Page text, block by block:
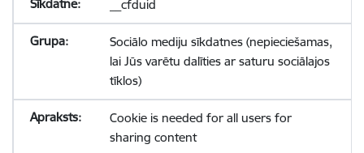
__cfduid
Sociālo mediju sīkdatnes (nepieciešamas,
lai Jūs varētu dalīties ar saturu sociālajos
tīklos)
Cookie is needed for all users for
sharing content